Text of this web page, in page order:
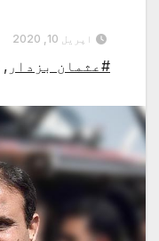
اپریل 10, 2020
#عثمان بزدار ,